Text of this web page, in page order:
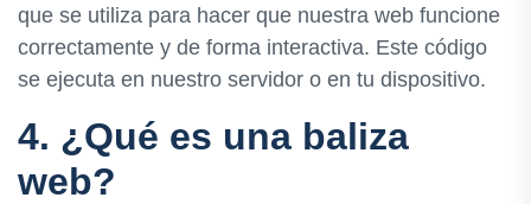
que se utiliza para hacer que nuestra web funcione
correctamente y de forma interactiva. Este código
se ejecuta en nuestro servidor o en tu dispositivo.
4. ¿Qué es una baliza
web?